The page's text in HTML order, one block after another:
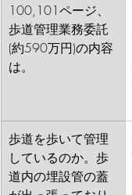
100,101ページ、
歩道管理業務委託
(約590万円)の内容
は。
歩道を歩いて管理
しているのか。歩
道内の埋設管の蓋